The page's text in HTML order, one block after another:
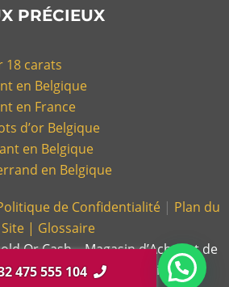
475 555 104
PRÉCIEUX
18 carats
en Belgique
en France
d’or Belgique
en Belgique
en Belgique
de Confidentialité | Plan du
Site | Glossaire
Or Cash – Magasin d’Achat et de
en France et en Belgique.